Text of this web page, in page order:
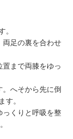
両足の裏を合わせ
まで両膝をゆっ
へそから先に倒
。
くりと呼吸を整